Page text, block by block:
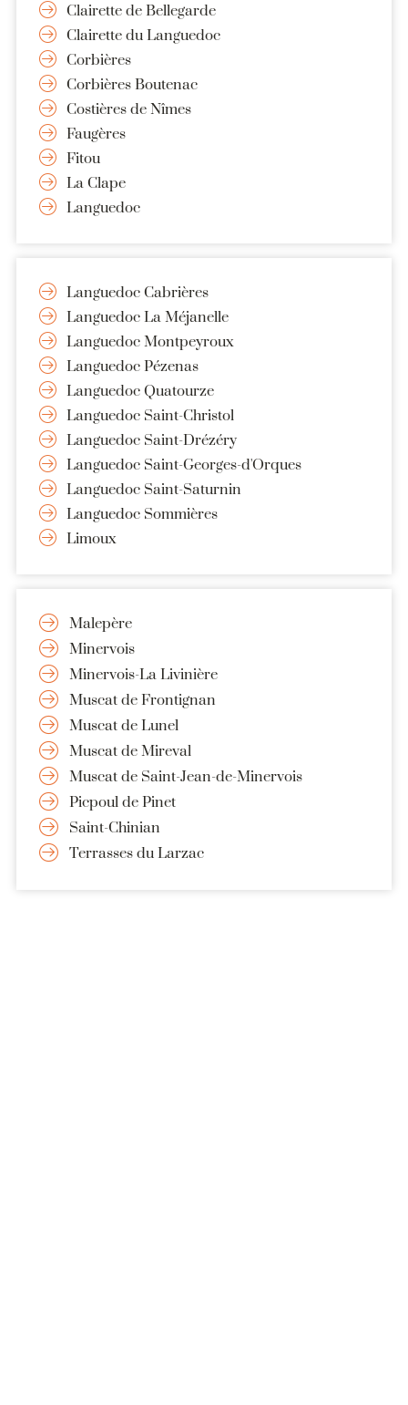
Clairette de Bellegarde
Clairette du Languedoc
Corbières
Corbières Boutenac
Costières de Nîmes
Faugères
Fitou
La Clape
Languedoc
Languedoc Cabrières
Languedoc La Méjanelle
Languedoc Montpeyroux
Languedoc Pézenas
Languedoc Quatourze
Languedoc Saint-Christol
Languedoc Saint-Drézéry
Languedoc Saint-Georges-d'Orques
Languedoc Saint-Saturnin
Languedoc Sommières
Limoux
Malepère
Minervois
Minervois-La Livinière
Muscat de Frontignan
Muscat de Lunel
Muscat de Mireval
Muscat de Saint-Jean-de-Minervois
Picpoul de Pinet
Saint-Chinian
Terrasses du Larzac